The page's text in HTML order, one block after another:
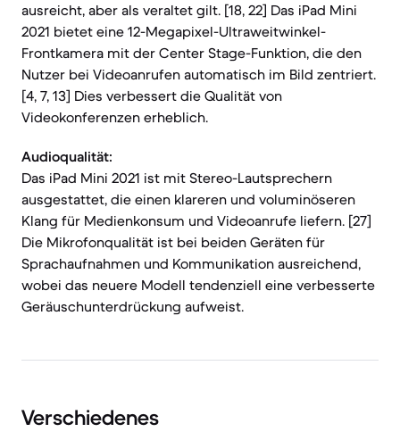
ausreicht, aber als veraltet gilt. [18, 22] Das iPad Mini
2021 bietet eine 12-Megapixel-Ultraweitwinkel-
Frontkamera mit der Center Stage-Funktion, die den
Nutzer bei Videoanrufen automatisch im Bild zentriert.
[4, 7, 13] Dies verbessert die Qualität von
Videokonferenzen erheblich.
Audioqualität:
Das iPad Mini 2021 ist mit Stereo-Lautsprechern
ausgestattet, die einen klareren und voluminöseren
Klang für Medienkonsum und Videoanrufe liefern. [27]
Die Mikrofonqualität ist bei beiden Geräten für
Sprachaufnahmen und Kommunikation ausreichend,
wobei das neuere Modell tendenziell eine verbesserte
Geräuschunterdrückung aufweist.
Verschiedenes